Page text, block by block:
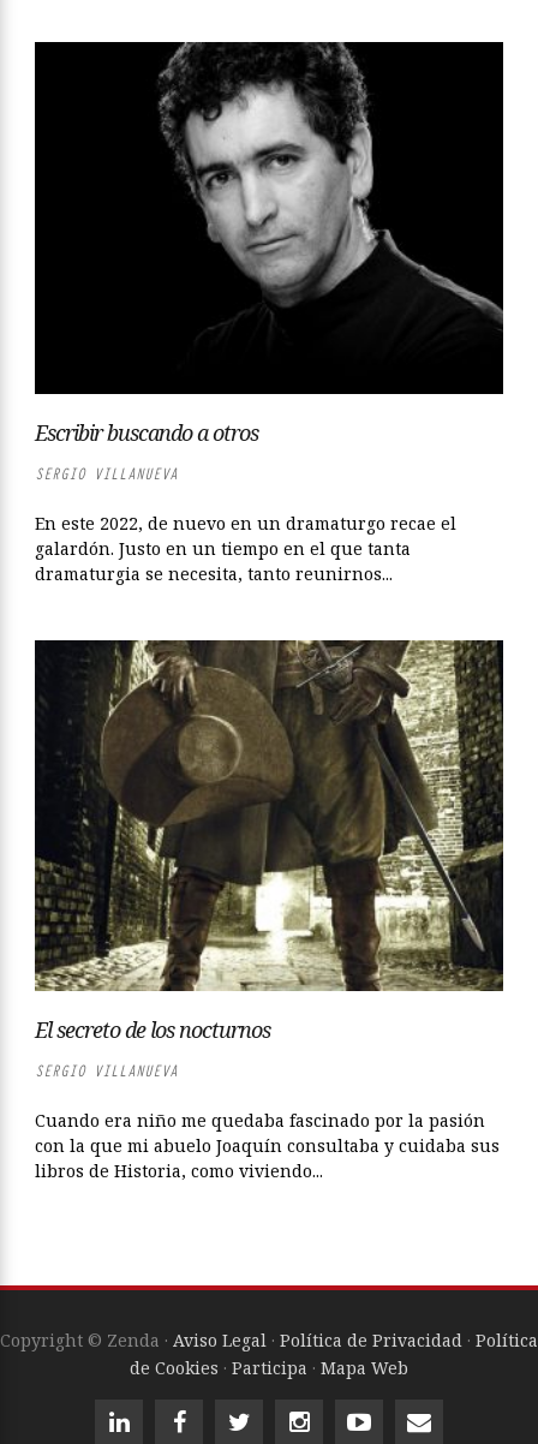
Escribir buscando a otros
SERGIO VILLANUEVA
En este 2022, de nuevo en un dramaturgo recae el
galardón. Justo en un tiempo en el que tanta
dramaturgia se necesita, tanto reunirnos...
El secreto de los nocturnos
SERGIO VILLANUEVA
Cuando era niño me quedaba fascinado por la pasión
con la que mi abuelo Joaquín consultaba y cuidaba sus
libros de Historia, como viviendo...
Copyright © Zenda · Aviso Legal · Política de Privacidad · Política
de Cookies · Participa · Mapa Web